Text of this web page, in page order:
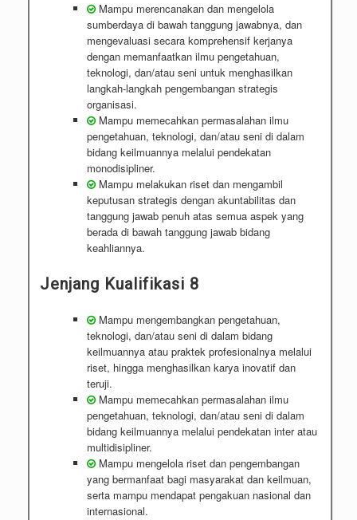
Mampu merencanakan dan mengelola
sumberdaya di bawah tanggung jawabnya, dan
mengevaluasi secara komprehensif kerjanya
dengan memanfaatkan ilmu pengetahuan,
teknologi, dan/atau seni untuk menghasilkan
langkah-langkah pengembangan strategis
organisasi.
Mampu memecahkan permasalahan ilmu
pengetahuan, teknologi, dan/atau seni di dalam
bidang keilmuannya melalui pendekatan
monodisipliner.
Mampu melakukan riset dan mengambil
keputusan strategis dengan akuntabilitas dan
tanggung jawab penuh atas semua aspek yang
berada di bawah tanggung jawab bidang
keahliannya.
Jenjang Kualifikasi 8
Mampu mengembangkan pengetahuan,
teknologi, dan/atau seni di dalam bidang
keilmuannya atau praktek profesionalnya melalui
riset, hingga menghasilkan karya inovatif dan
teruji.
Mampu memecahkan permasalahan ilmu
pengetahuan, teknologi, dan/atau seni di dalam
bidang keilmuannya melalui pendekatan inter atau
multidisipliner.
Mampu mengelola riset dan pengembangan
yang bermanfaat bagi masyarakat dan keilmuan,
serta mampu mendapat pengakuan nasional dan
internasional.